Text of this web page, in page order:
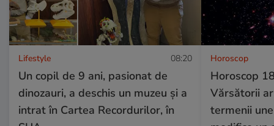
Lifestyle 08:20
Un copil de 9 ani, pasionat de
dinozauri, a deschis un muzeu și a
intrat în Cartea Recordurilor, în
Horoscop
Horoscop
Vărsătorii
termenii